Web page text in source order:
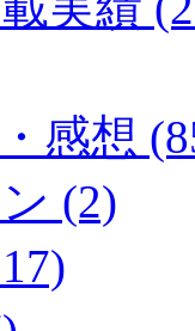
感想
(2)